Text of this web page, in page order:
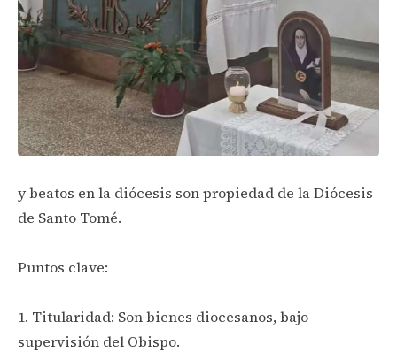
y beatos en la diócesis son propiedad de la Diócesis
de Santo Tomé.
Puntos clave:
1. Titularidad: Son bienes diocesanos, bajo
supervisión del Obispo.